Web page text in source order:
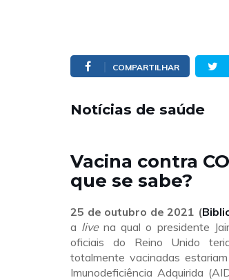
COMPARTILHAR
Notícias de saúde
Vacina contra
que se sabe?
25 de outubro de 2021 (
a livena qual o presidente
oficiais do Reino Unido
totalmente vacinadas
Imunodeficiência Adquirida